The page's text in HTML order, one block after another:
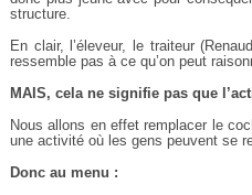
structure.
En clair, l’éleveur, le traiteur
ressemble pas à ce qu’on peut
MAIS, cela ne signifie pas que
Nous allons en effet remplacer le
une activité où les gens peuvent se
Donc au menu :